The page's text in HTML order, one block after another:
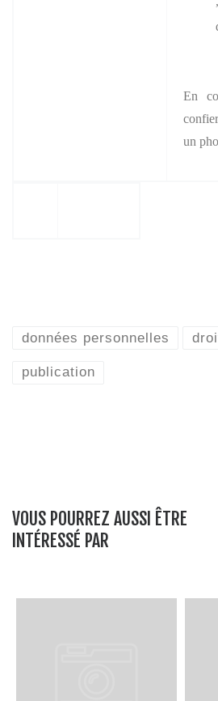
En
un
données personnelles
publication
VOUS POURREZ AUSSI ÊTRE
INTÉRESSÉ PAR